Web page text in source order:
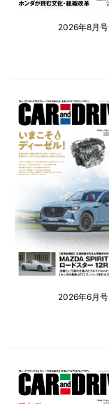
2026年8月号
2026年6月号